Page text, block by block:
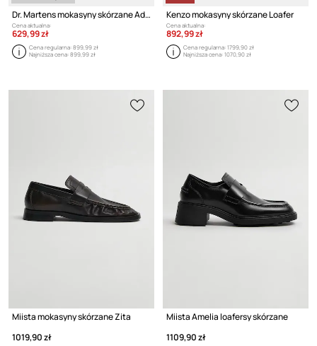
Dr. Martens mokasyny skórzane Adrian YS Tassel Loafer
Cena aktualna:
629,99 zł
Cena regularna:899,99 zł
Najniższa cena:899,99 zł
Kenzo mokasyny skórzane Loafer
Cena aktualna:
892,99 zł
Cena regularna:1799,90 zł
Najniższa cena:1070,90 zł
Miista mokasyny skórzane Zita
1019,90 zł
Miista Amelia loafersy skórzane
1109,90 zł